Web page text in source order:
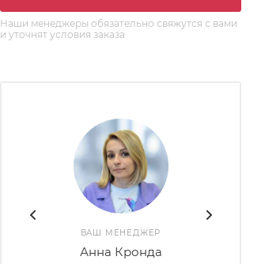
Наши менеджеры обязательно свяжутся с вами
и уточнят условия заказа
ВАШ МЕНЕДЖЕР
Анна Кронда